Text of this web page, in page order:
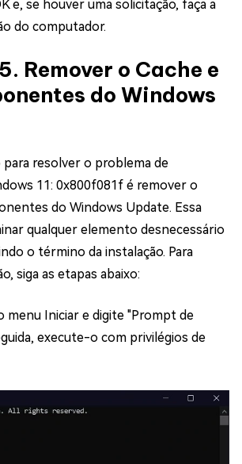
e, se houver uma solicitação, faça a
do computador.
Remover o Cache e
do Windows
resolver o problema de
11: 0x800f081f é remover o
do Windows Update. Essa
qualquer elemento desnecessário
o término da instalação. Para
siga as etapas abaixo:
menu Iniciar e digite "Prompt de
execute-o com privilégios de